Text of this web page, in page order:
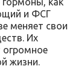
и ФСГ
меняет свои
Их
огромное
жизни.